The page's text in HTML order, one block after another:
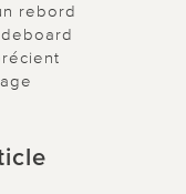
rebord